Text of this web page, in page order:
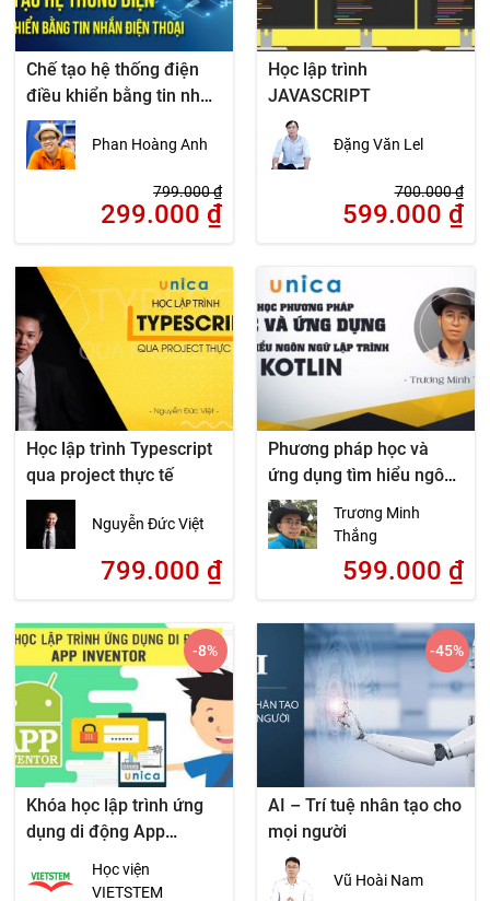
Chế tạo hệ thống điện
điều khiển bằng tin nhắn
điện thoại
Phan Hoàng Anh
799.000₫
299.000 ₫
Học lập trình
JAVASCRIPT
Đặng Văn Lel
700.000₫
599.000 ₫
Học lập trình Typescript
qua project thực tế
Nguyễn Đức Việt
799.000 ₫
Phương pháp học và
ứng dụng tìm hiểu ngôn
ngữ lập trình Kotlin
Trương Minh
Thắng
599.000 ₫
Khóa học lập trình ứng
dụng di động App
Học viện
VIETSTEM
-8%
AI – Trí tuệ nhân tạo cho
mọi người
Vũ Hoài Nam
-45%